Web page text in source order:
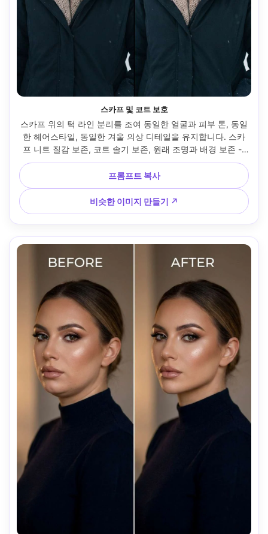
스카프 및 코트 보호
스카프 위의 턱 라인 분리를 조여 동일한 얼굴과 피부 톤, 동일
한 헤어스타일, 동일한 겨울 의상 디테일을 유지합니다. 스카
프 니트 질감 보존, 코트 솔기 보존, 원래 조명과 배경 보존 --
ar 4:5
프롬프트 복사
비슷한 이미지 만들기 ↗